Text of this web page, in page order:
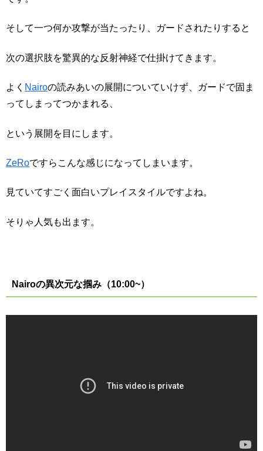
そして一つ何か攻撃が当たったり、ガードされたりすると
次の選択肢を驚異的な反射神経で仕掛けてきます。
よく Nairoの読みあいの展開についていけず、ガードで固ま
ってしまってつかまれる、
という展開を目にします。
ZeRoですらこんな感じになってしまいます。
見ていてすごく面白いプレイスタイルですよね。
そりゃ人気も出ます。
Nairoの異次元な掴み（10:00~）